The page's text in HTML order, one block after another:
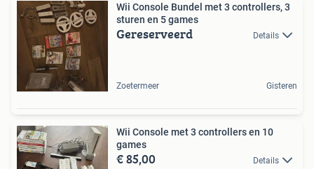
Wii Console Bundel met 3 controllers, 3
sturen en 5 games
Gereserveerd Details
Zoetermeer Gisteren
Wii Console met 3 controllers en 10
games
€ 85,00 Details